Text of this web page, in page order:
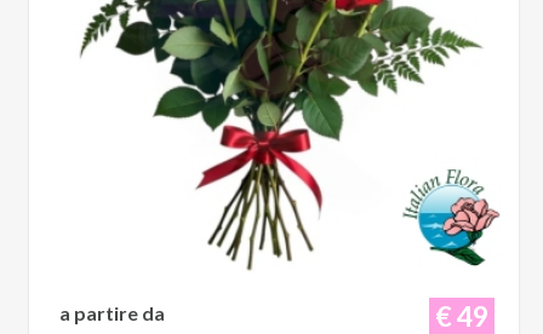
€ 49
a partire da